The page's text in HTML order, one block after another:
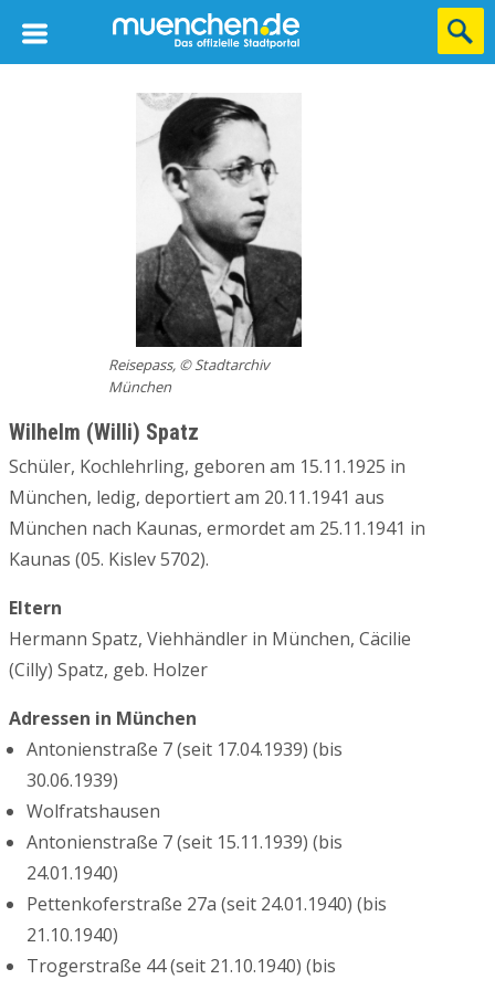
Reisepass, © Stadtarchiv
München
Wilhelm (Willi) Spatz
Schüler, Kochlehrling, geboren am 15.11.1925 in
München, ledig, deportiert am 20.11.1941 aus
München nach Kaunas, ermordet am 25.11.1941 in
Kaunas (05. Kislev 5702).
Eltern
Hermann Spatz, Viehhändler in München, Cäcilie
(Cilly) Spatz, geb. Holzer
Adressen in München
Antonienstraße 7 (seit 17.04.1939) (bis
30.06.1939)
Wolfratshausen
Antonienstraße 7 (seit 15.11.1939) (bis
24.01.1940)
Pettenkoferstraße 27a (seit 24.01.1940) (bis
21.10.1940)
Trogerstraße 44 (seit 21.10.1940) (bis